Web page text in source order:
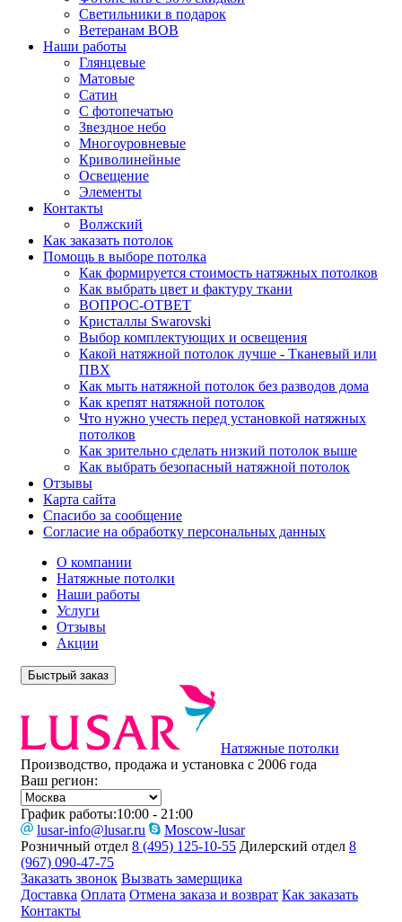
Светильники в подарок
Ветеранам ВОВ
Наши работы
Глянцевые
Матовые
Сатин
С фотопечатью
Звездное небо
Многоуровневые
Криволинейные
Освещение
Элементы
Контакты
Волжский
Как заказать потолок
Помощь в выборе потолка
Как формируется стоимость натяжных потолков
Как выбрать цвет и фактуру ткани
ВОПРОС-ОТВЕТ
Кристаллы Swarovski
Выбор комплектующих и освещения
Какой натяжной потолок лучше - Тканевый или
ПВХ
Как мыть натяжной потолок без разводов дома
Как крепят натяжной потолок
Что нужно учесть перед установкой натяжных
потолков
Как зрительно сделать низкий потолок выше
Как выбрать безопасный натяжной потолок
Отзывы
Карта сайта
Спасибо за сообщение
Согласие на обработку персональных данных
О компании
Натяжные потолки
Наши работы
Услуги
Отзывы
Акции
Быстрый заказ
Натяжные потолки
Производство, продажа и установка с 2006 года
Ваш регион:
График работы:10:00 - 21:00
lusar-info@lusar.ru
Moscow-lusar
Розничный отдел 8 (495) 125-10-55 Дилерский отдел 8
(967) 090-47-75
Заказать звонок Вызвать замерщика
Доставка Оплата Отмена заказа и возврат Как заказать
Контакты